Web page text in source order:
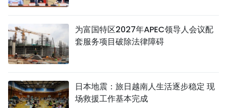
为富国特区2027年APEC领导人会议配
套服务项目破除法律障碍
日本地震：旅日越南人生活逐步稳定 现
场救援工作基本完成